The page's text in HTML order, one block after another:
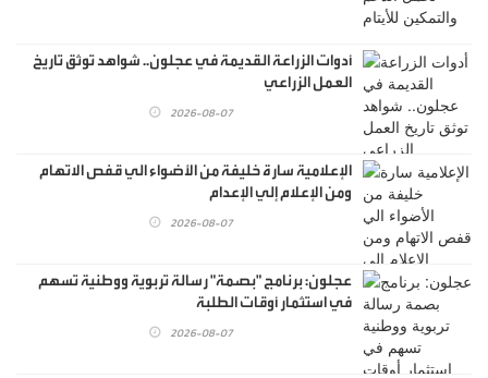
أدوات الزراعة القديمة في عجلون.. شواهد توثق تاريخ
العمل الزراعي
2026-08-07
الإعلامية سارة خليفة من الأضواء الي قفص الاتهام
ومن الإعلام إلي الإعدام
2026-08-07
عجلون: برنامج "بصمة" رسالة تربوية ووطنية تسهم
في استثمار أوقات الطلبة
2026-08-07